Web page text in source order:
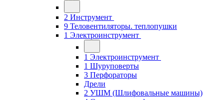
2 Инструмент
9 Теловентиляторы. теплопушки
1 Электроинструмент
1 Электроинструмент
1 Шуруповерты
3 Перфораторы
Дрели
2 УШМ (Шлифовальные машины)